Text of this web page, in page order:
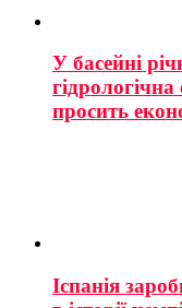
У басейні
просить
Іспанія